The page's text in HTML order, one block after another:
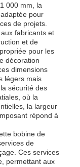
000 mm, la
pour
de projets.
fabricants et
et de
pour les
décoration
dimensions
légers mais
sécurité des
où la
la largeur
répond à
bobine de
de
Ces services
permettant aux